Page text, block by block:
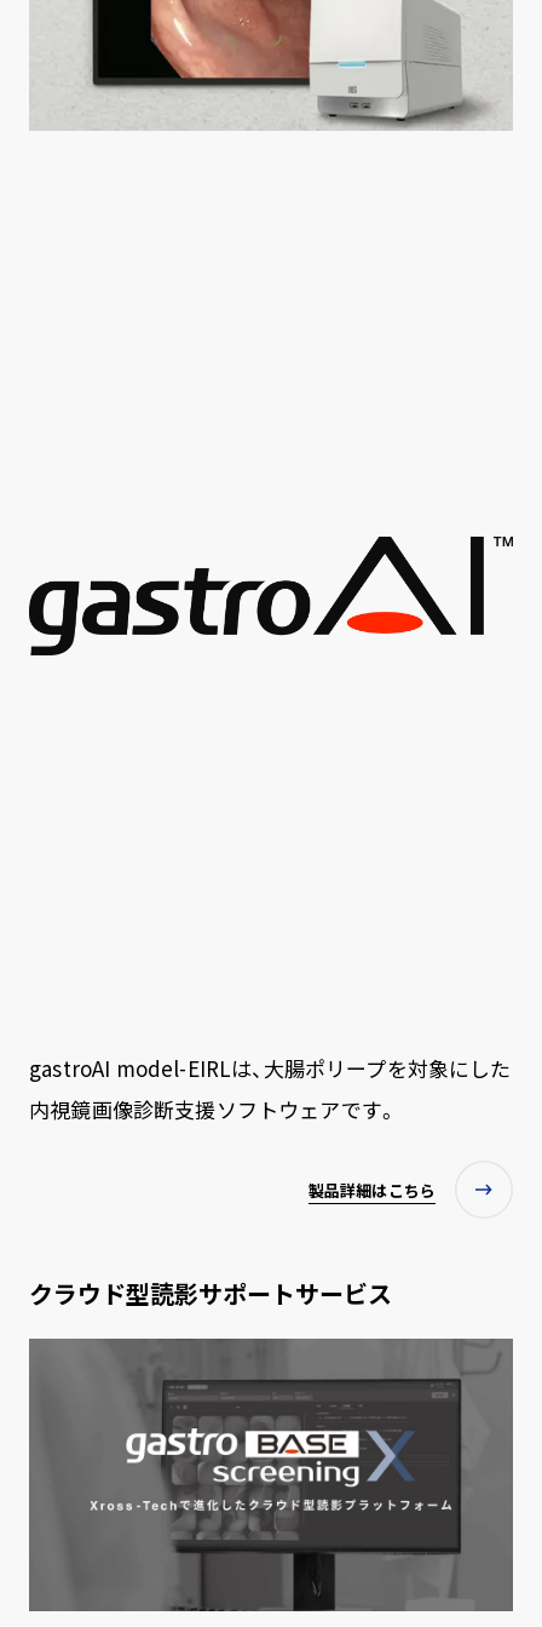
gastroAI model-EIRLは、大腸ポリープを対象にした
内視鏡画像診断支援ソフトウェアです。
製品詳細はこちら
クラウド型読影サポートサービス